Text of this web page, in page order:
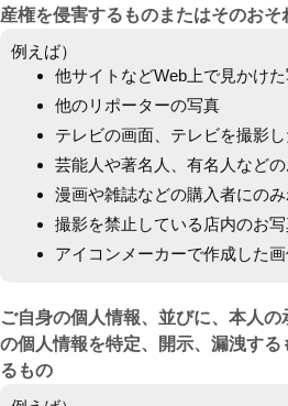
産権を侵害するものまたはそのおそ
例えば）
他サイトなどWeb上で見かけ
他のリポーターの写真
テレビの画面、テレビを撮影
芸能人や著名人、有名人など
漫画や雑誌などの購入者にの
撮影を禁止している店内のお
アイコンメーカーで作成した画
ご自身の個人情報、並びに、本人
の個人情報を特定、開示、漏洩す
るもの